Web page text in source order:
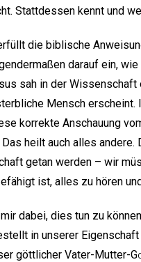
Stattdessen kennt und
die biblische
darauf ein,
sah in der
Mensch
korrekte Anschauung
heilt auch alles
getan werden – wir
ist, alles zu hören
dabei, dies tun zu
in unserer
göttlicher Vater-Mutter-